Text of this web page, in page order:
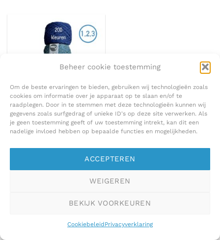
Beheer cookie toestemming
Om de beste ervaringen te bieden, gebruiken wij technologieën zoals
cookies om informatie over je apparaat op te slaan en/of te
raadplegen. Door in te stemmen met deze technologieën kunnen wij
gegevens zoals surfgedrag of unieke ID's op deze site verwerken. Als
je geen toestemming geeft of uw toestemming intrekt, kan dit een
nadelige invloed hebben op bepaalde functies en mogelijkheden.
ACCEPTEREN
WEIGEREN
BEKIJK VOORKEUREN
CookiebeleidPrivacyverklaring
Shetlandwol Finlandia op
NUMMER
7,75